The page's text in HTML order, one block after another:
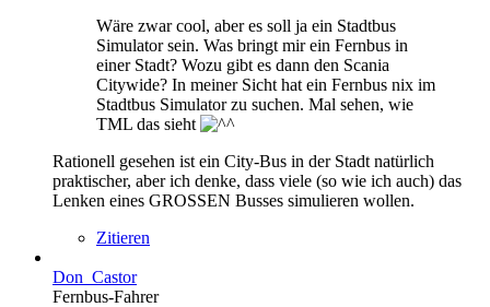
Wäre zwar cool, aber es soll ja ein Stadtbus
Simulator sein. Was bringt mir ein Fernbus in
einer Stadt? Wozu gibt es dann den Scania
Citywide? In meiner Sicht hat ein Fernbus nix im
Stadtbus Simulator zu suchen. Mal sehen, wie
TML das sieht
Rationell gesehen ist ein City-Bus in der Stadt natürlich
praktischer, aber ich denke, dass viele (so wie ich auch) das
Lenken eines GROSSEN Busses simulieren wollen.
Zitieren
Don_Castor
Fernbus-Fahrer